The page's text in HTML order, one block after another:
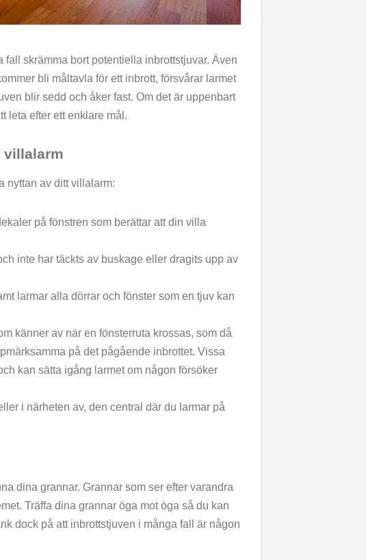
skrämma bort potentiella inbrottstjuvar. Även
bli måltavla för ett inbrott, försvårar larmet
blir sedd och åker fast. Om det är uppenbart
leta efter ett enklare mål.
villalarm
nyttan av ditt villalarm:
på fönstren som berättar att din villa
inte har täckts av buskage eller dragits upp av
larmar alla dörrar och fönster som en tjuv kan
känner av när en fönsterruta krossas, som då
på det pågående inbrottet. Vissa
kan sätta igång larmet om någon försöker
i närheten av, den central där du larmar på
dina grannar. Grannar som ser efter varandra
Träffa dina grannar öga mot öga så du kan
dock på att inbrottstjuven i många fall är någon